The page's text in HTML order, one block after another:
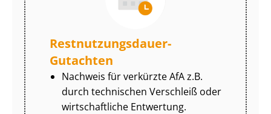
Rest­nut­zungs­dau­er-
Gutachten
Nachweis für verkürzte AfA z.B.
durch technischen Verschleiß oder
wirtschaftliche Entwertung.